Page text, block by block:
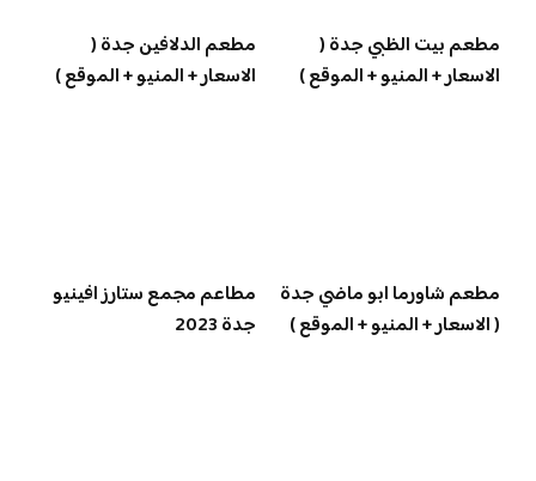
مطعم بيت الظبي جدة (
الاسعار + المنيو + الموقع )
مطعم الدلافين جدة (
الاسعار + المنيو + الموقع )
مطعم شاورما ابو ماضي جدة
( الاسعار + المنيو + الموقع )
مطاعم مجمع ستارز افينيو
جدة 2023